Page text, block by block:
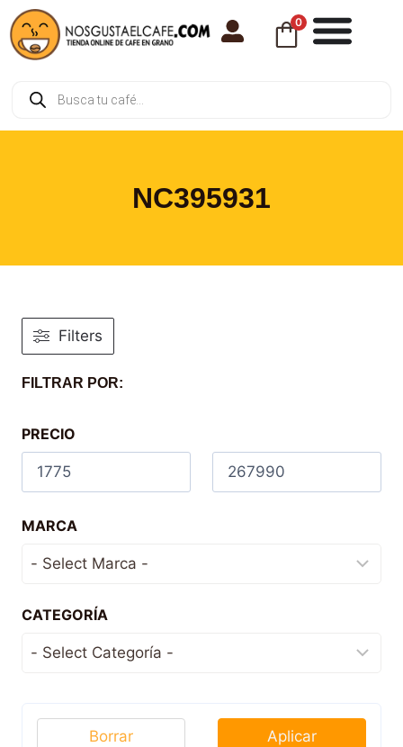
0
NC395931
Filters
FILTRAR POR:
PRECIO
MARCA
CATEGORÍA
Aplicar
Borrar